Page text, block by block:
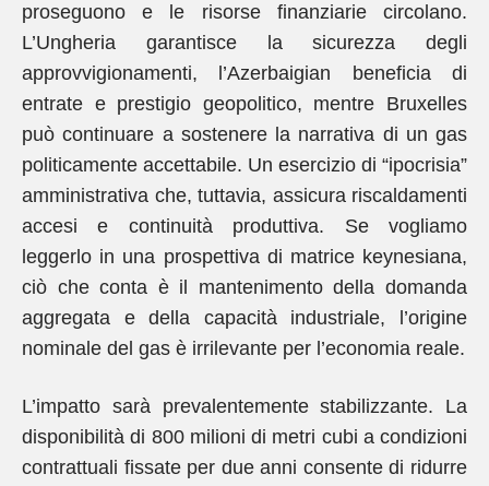
proseguono e le risorse finanziarie circolano.
L’Ungheria garantisce la sicurezza degli
approvvigionamenti, l’Azerbaigian beneficia di
entrate e prestigio geopolitico, mentre Bruxelles
può continuare a sostenere la narrativa di un gas
politicamente accettabile. Un esercizio di “ipocrisia”
amministrativa che, tuttavia, assicura riscaldamenti
accesi e continuità produttiva. Se vogliamo
leggerlo in una prospettiva di matrice keynesiana,
ciò che conta è il mantenimento della domanda
aggregata e della capacità industriale, l’origine
nominale del gas è irrilevante per l’economia reale.
L’impatto sarà prevalentemente stabilizzante. La
disponibilità di 800 milioni di metri cubi a condizioni
contrattuali fissate per due anni consente di ridurre